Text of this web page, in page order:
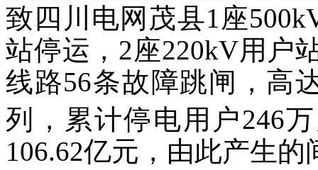
致四川电网茂县1座
站停运，2座220kV用户
线路56条故障跳闸，高
列，累计停电用户246
106.62亿元，由此产生